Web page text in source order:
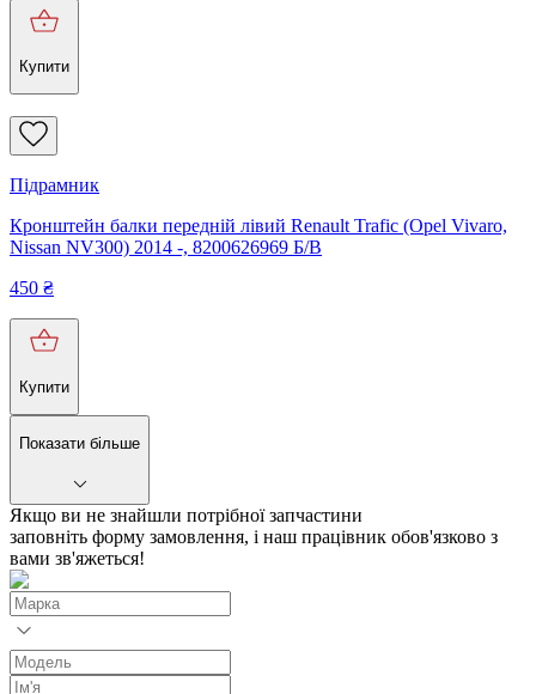
Купити
Підрамник
Кронштейн балки передній лівий Renault Trafic (Opel Vivaro,
Nissan NV300) 2014 -, 8200626969 Б/В
450 ₴
Купити
Показати більше
Якщо ви не знайшли потрібної запчастини
заповніть форму замовлення, і наш працівник обов'язково з
вами зв'яжеться!